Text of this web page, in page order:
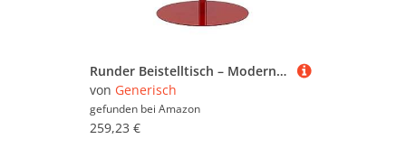
Runder Beistelltisch – Modernes, vielseitiges Design, ideal für Wohnzimmer, Schlafzimmer oder Büro – perfekt als Nachttisch, Couchtisch oder Sofatisch
von Generisch
gefunden bei Amazon
259,23 €